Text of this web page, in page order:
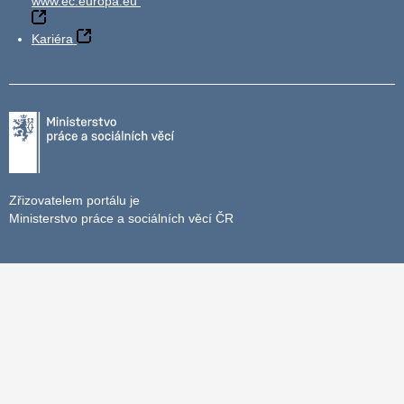
Kariéra
Zřizovatelem portálu je
Ministerstvo práce a sociálních věcí ČR